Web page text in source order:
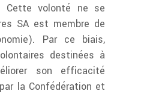
Cette volonté ne se
SA est membre de
Par ce biais,
destinées à
son efficacité
la Confédération et